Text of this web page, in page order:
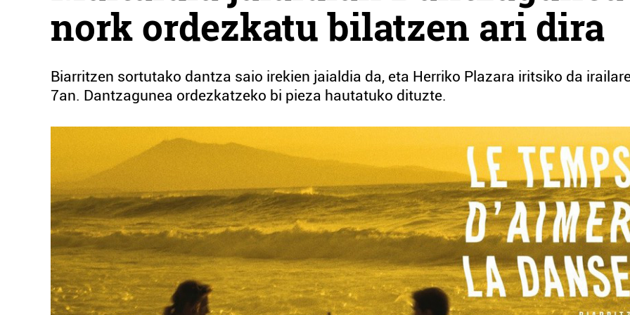
nork ordezkatu bilatzen ari dira
Biarritzen sortutako dantza saio irekien jaialdia da, eta Herriko Plazara iritsiko da
7an. Dantzagunea ordezkatzeko bi pieza hautatuko dituzte.